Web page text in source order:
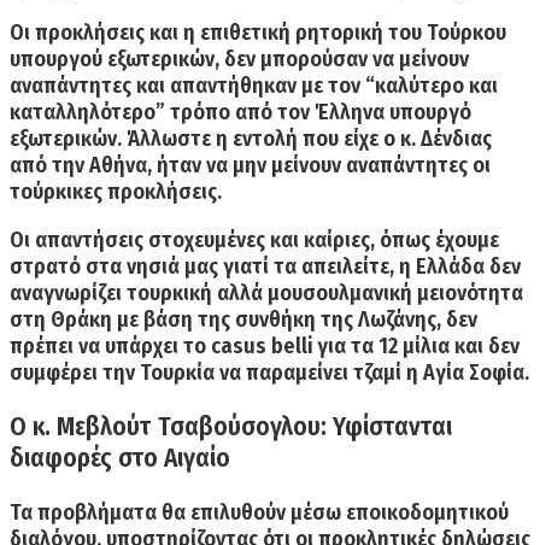
Οι προκλήσεις και η επιθετική ρητορική του Τούρκου
υπουργού εξωτερικών, δεν μπορούσαν να μείνουν
αναπάντητες και απαντήθηκαν με τον “καλύτερο και
καταλληλότερο” τρόπο από τον Έλληνα υπουργό
εξωτερικών. Άλλωστε η εντολή που είχε ο κ. Δένδιας
από την Αθήνα,ήταν να μην μείνουν αναπάντητες οι
τούρκικες προκλήσεις.
Οι απαντήσεις στοχευμένες και καίριες, όπως έχουμε
στρατό στα νησιά μας γιατί τα απειλείτε, η Ελλάδα δεν
αναγνωρίζει τουρκική αλλά μουσουλμανική μειονότητα
στη Θράκη με βάση της συνθήκη της Λωζάνης, δεν
πρέπει να υπάρχειτο casus belli για τα 12 μίλιακαι δεν
συμφέρει την Τουρκία ναπαραμείνει τζαμί η Αγία Σοφία.
Ο κ. Μεβλούτ Τσαβούσογλου: Υφίστανται
διαφορές στο Αιγαίο
Τα προβλήματα θα επιλυθούν μέσω εποικοδομητικού
διαλόγου, υποστηρίζοντας ότι οι προκλητικές δηλώσεις